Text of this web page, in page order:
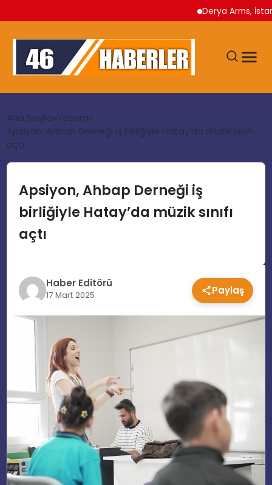
Derya Arms, İstanbul
GÜNDEM
EKONOMI
SIYASET
EĞITIM
YAŞAM
Ana Sayfa Yaşam
Apsiyon, Ahbap Derneği iş birliğiyle Hatay’da müzik sınıfı
açtı
Apsiyon, Ahbap Derneği iş
birliğiyle Hatay’da müzik sınıfı
açtı
Haber Editörü
17 Mart 2025 Paylaş